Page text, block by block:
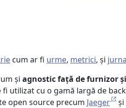
cum ar fi urme, metrici, și
și agnostic față de furnizor
fi utilizat cu o gamă largă de
open source precum Jaeger și